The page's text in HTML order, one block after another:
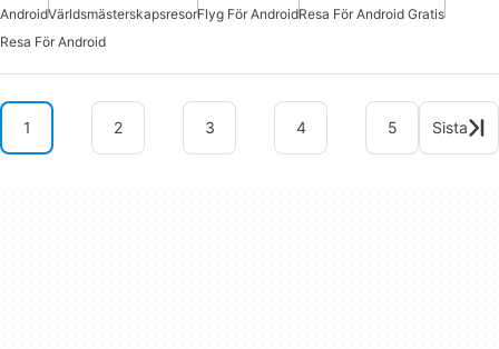
AndroidVärldsmästerskapsresorFlyg För AndroidResa För Android Gratis
Resa För Android
1 2 3 4 5 Sista